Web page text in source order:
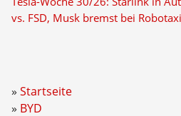
vs. FSD, Musk bremst bei
Startseite
BYD